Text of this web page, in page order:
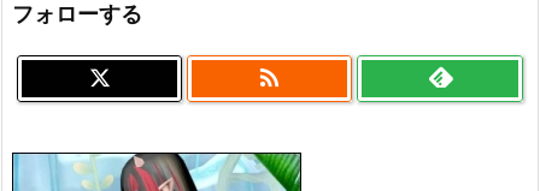
フォローする
